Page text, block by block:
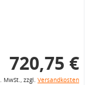
720,75 €
MwSt., zzgl. Versandkosten